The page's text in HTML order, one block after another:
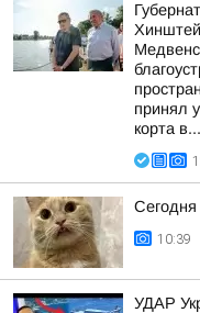
принял
корта в...
10:39
УДАР